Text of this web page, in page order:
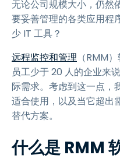
无论公司规模大小，仍然
要妥善管理的各类应用程
少 IT 工具？
远程监控和管理 （RMM
员工少于 20 人的企业来
际需求。考虑到这一点，
适合使用，以及当它超出
替代方案。
什么是 RMM